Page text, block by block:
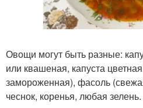
Овощи могут быть разные:
или квашеная, капуста
замороженная), фасоль
чеснок, коренья, любая зелень.